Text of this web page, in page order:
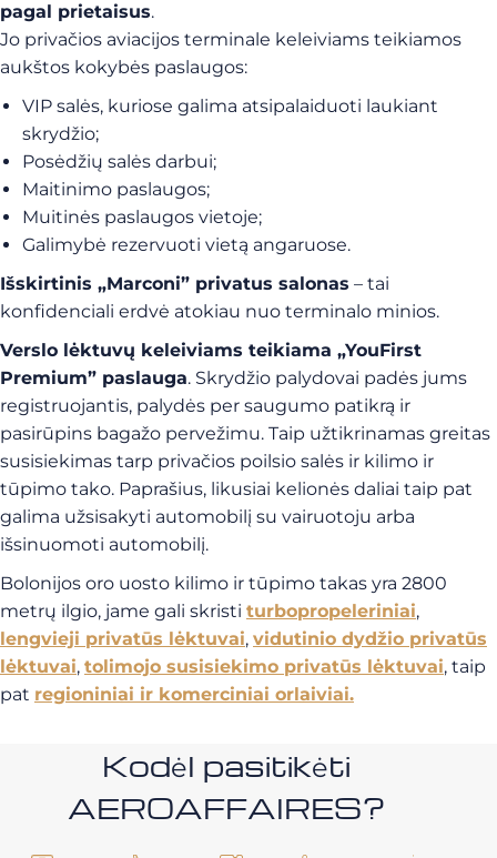
pagal prietaisus.
Jo privačios aviacijos terminale keleiviams teikiamos
aukštos kokybės paslaugos:
VIP salės, kuriose galima atsipalaiduoti laukiant
skrydžio;
Posėdžių salės darbui;
Maitinimo paslaugos;
Muitinės paslaugos vietoje;
Galimybė rezervuoti vietą angaruose.
Išskirtinis „Marconi” privatus salonas – tai
konfidenciali erdvė atokiau nuo terminalo minios.
Verslo lėktuvų keleiviams teikiama „YouFirst
Premium” paslauga. Skrydžio palydovai padės jums
registruojantis, palydės per saugumo patikrą ir
pasirūpins bagažo pervežimu. Taip užtikrinamas greitas
susisiekimas tarp privačios poilsio salės ir kilimo ir
tūpimo tako. Paprašius, likusiai kelionės daliai taip pat
galima užsisakyti automobilį su vairuotoju arba
išsinuomoti automobilį.
Bolonijos oro uosto kilimo ir tūpimo takas yra 2800
metrų ilgio, jame gali skristi turbopropeleriniai,
lengvieji privatūs lėktuvai, vidutinio dydžio privatūs
lėktuvai, tolimojo susisiekimo privatūs lėktuvai, taip
pat regioniniai ir komerciniai orlaiviai.
Kodėl pasitikėti
AEROAFFAIRES?